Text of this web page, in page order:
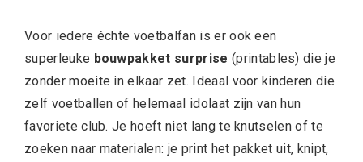
Voor iedere échte voetbalfan is er ook een
superleuke bouwpakket surprise (printables) die je
zonder moeite in elkaar zet. Ideaal voor kinderen die
zelf voetballen of helemaal idolaat zijn van hun
favoriete club. Je hoeft niet lang te knutselen of te
zoeken naar materialen: je print het pakket uit, knipt,